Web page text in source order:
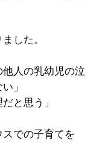
した。
他人の乳幼児の泣
」
と思う」
での子育てを